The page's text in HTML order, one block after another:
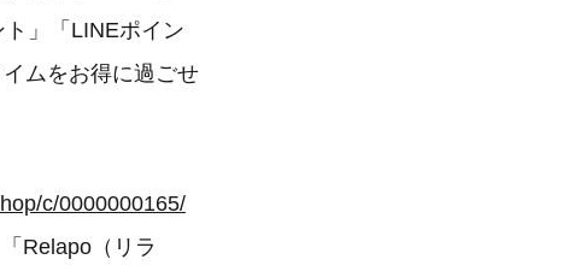
」「LINEポイン
ムをお得に過ごせ
c/0000000165/
Relapo（リラ